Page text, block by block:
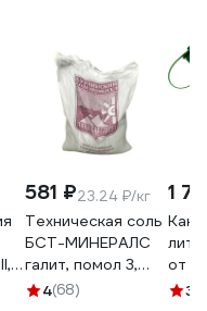
581 ₽23.24 ₽/кг
Техническая соль
БСТ-МИНЕРАЛС
галит, помол 3,
первый сорт, 25 кг
4(68)
1
от
3.8